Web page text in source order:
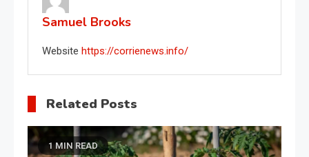
Samuel Brooks
Website https://corrienews.info/
Related Posts
1 MIN READ